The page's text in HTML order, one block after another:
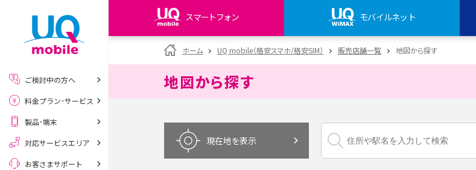
スマートフォン モバイルネット
my UQ WiMAX
UQ WiMAX ご契約の方
My UQ mobile
UQ mobile
データチャージサイト
ホーム UQ mobile（格安スマホ/格安SIM） 販売店舗一覧 地図から探す
地図から探す
現在地を表示
ご検討中の方へ
料金プラン･サービス
製品･端末
対応サービスエリア
お客さまサポート